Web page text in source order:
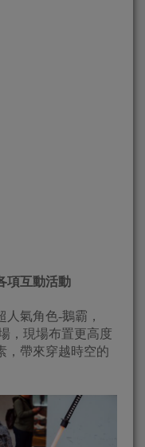
項互動活動
人氣角色-鵝霸，
，現場布置更高度
，帶來穿越時空的